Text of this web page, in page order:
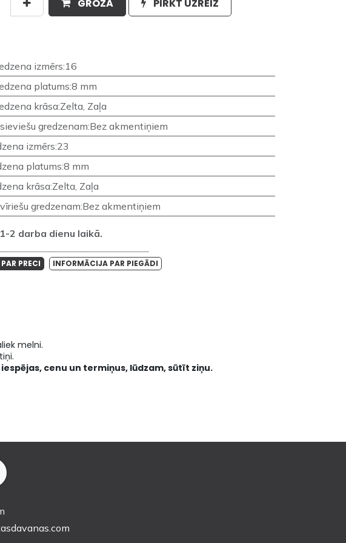
GROZĀ PIRKT UZREIZ
izmērs:16
platums:8 mm
krāsa:Zelta, Zaļa
gredzenam:Bez akmentiņiem
izmērs:23
platums:8 mm
krāsa:Zelta, Zaļa
gredzenam:Bez akmentiņiem
2 darba dienu laikā.
PRECI INFORMĀCIJA PAR PIEGĀDI
melni.
cenu un termiņus, lūdzam, sūtīt ziņu.